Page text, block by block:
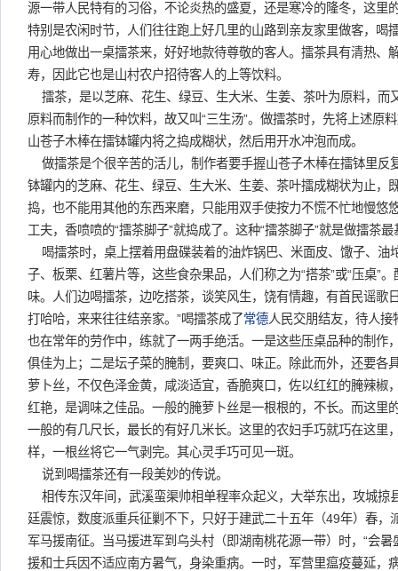
源一带人民特有的习俗，不论炎热的盛夏，还是寒冷的隆冬，这里
特别是农闲时节，人们往往跑上好几里的山路到亲友家里做客，喝
用心地做出一桌擂茶来，好好地款待尊敬的客人。擂茶具有清热、
寿，因此它也是山村农户招待客人的上等饮料。
擂茶，是以芝麻、花生、绿豆、生大米、生姜、茶叶为原料，而
原料而制作的一种饮料，故又叫“三生汤”。做擂茶时，先将上述原
山苍子木棒在擂钵罐内将之捣成糊状，然后用开水冲泡而成。
做擂茶是个很辛苦的活儿，制作者要手握山苍子木棒在擂钵里反
钵罐内的芝麻、花生、绿豆、生大米、生姜、茶叶擂成糊状为止，
捣，也不能用其他的东西来磨，只能用双手使按力不慌不忙地慢悠
工夫，香喷喷的“擂茶脚子”就捣成了。这种“擂茶脚子”就是做擂茶
喝擂茶时，桌上摆着用盘碟装着的油炸锅巴、米面皮、馓子、油
子、板栗、红薯片等，这些食杂果品，人们称之为“搭茶”或“压桌”
味。人们边喝擂茶，边吃搭茶，谈笑风生，饶有情趣，有首民谣歌
打哈哈，来来往往结亲家。”喝擂茶成了常德人民交朋结友，待人
也在常年的劳作中，练就了一两手绝活。一是这些压桌品种的制作
俱佳为上；二是坛子菜的腌制，要爽口、味正。除此而外，还要各
萝卜丝，不仅色泽金黄，咸淡适宜，香脆爽口，佐以红红的腌辣椒
红艳，是调味之佳品。一般的腌萝卜丝是一根根的，不长。而这里
一般的有几尺长，最长的有好几米长。这里的农妇手巧就巧在这里
样，一根丝将它一气剥完。其心灵手巧可见一斑。
说到喝擂茶还有一段美妙的传说。
相传东汉年间，武溪蛮渠帅相单程率众起义，大举东出，攻城掠
廷震惊，数度派重兵征剿不下，只好于建武二十五年（49年）春，
军马援南征。当马援进军到乌头村（即湖南桃花源一带）时，“会
援和士兵因不适应南方暑气，身染重病。一时，军营里瘟疫蔓延，